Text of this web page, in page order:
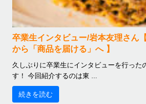
卒業生インタビュー/岩本友理さん
から「商品を届ける」へ 】
久しぶりに卒業生にインタビューを行った
す！ 今回紹介するのは東 ...
続きを読む